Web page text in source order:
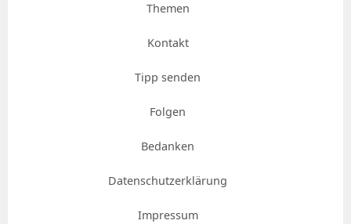
Themen
Kontakt
Tipp senden
Folgen
Bedanken
Datenschutzerklärung
Impressum